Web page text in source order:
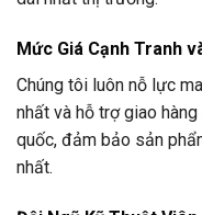
Mức Giá Cạnh Tranh
Chúng tôi luôn nỗ lực
nhất và hỗ trợ giao
quốc, đảm bảo sản
nhất.